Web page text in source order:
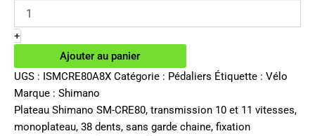
de
Plateau
Shimano
SM-
10/11v
38
dents
sans
garde
+
Ajouter au panier
UGS : ISMCRE80A8X Catégorie : Pédaliers Étiquette : Vélo
Marque : Shimano
Plateau Shimano SM-CRE80, transmission 10 et 11 vitesses,
monoplateau, 38 dents, sans garde chaine, fixation